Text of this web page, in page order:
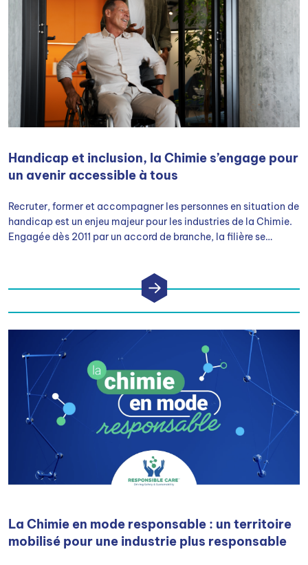
Handicap et inclusion, la Chimie s’engage pour
un avenir accessible à tous
Recruter, former et accompagner les personnes en situation de
handicap est un enjeu majeur pour les industries de la Chimie.
Engagée dès 2011 par un accord de branche, la filière se
La Chimie en mode responsable : un territoire
mobilisé pour une industrie plus responsable